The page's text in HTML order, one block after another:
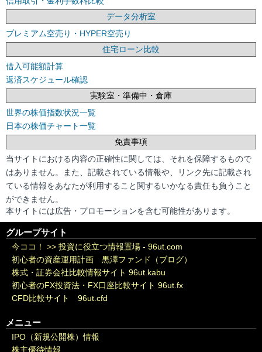
データ分析室
プレミアム空売り・HYPER空売り
住宅ローン比較
借入可能額計算
返済スケジュール確認
実験室・準備中・倉庫
世界の株価指数状況一覧
日本の株価チャート一覧
免責事項
当サイトにおける内容の正確性に関しては、それを保障するもので
はありません。また、記載されている情報や、リンク先に記載され
ている情報をあなたが利用すること関するいかなる責任も負うこと
ができません。
本サイトには広告・プロモーションを含む可能性があります。
グループサイト
今ココ！ >> 投資に役立つ情報置場 - 96ut.com
初心者の資産運用計画 黒澤ファンド（ブログ）
株式・証券会社比較情報サイト 96ut.kabu
初心者のFX投資法・FX口座比較サイト 96ut.fx
CFD比較サイト 96ut.cfd
メニュー
IPO（新規公開株）情報
株主優待情報